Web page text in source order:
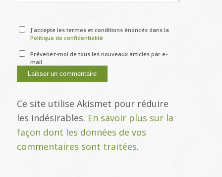
J'accepte les termes et conditions énoncés dans la
Politique de confidentialité
Prévenez-moi de tous les nouveaux articles par e-
mail.
Ce site utilise Akismet pour réduire
les indésirables. En savoir plus sur la
façon dont les données de vos
commentaires sont traitées.